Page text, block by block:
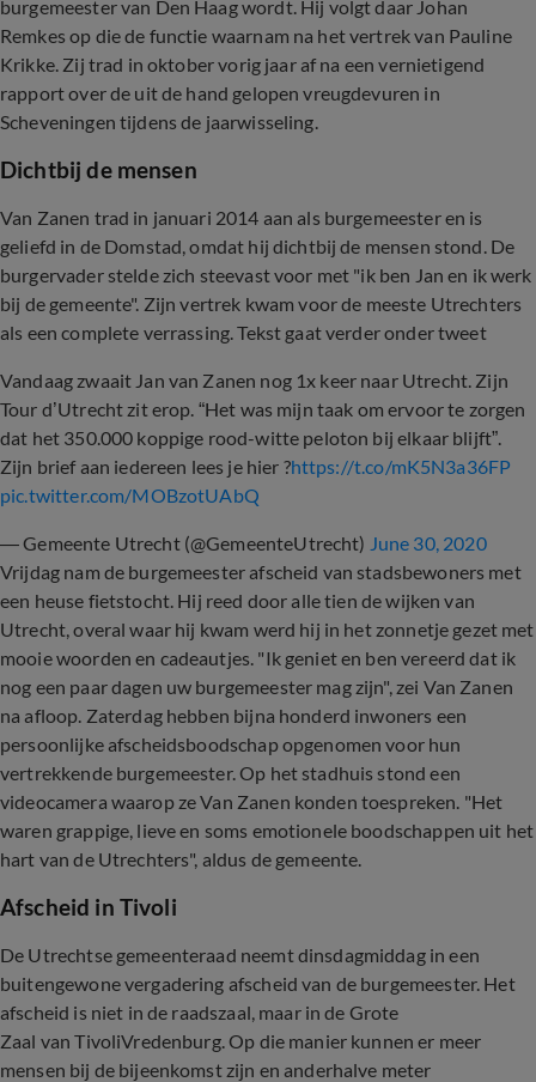
burgemeester van Den Haag wordt. Hij volgt daar Johan
Remkes op die de functie waarnam na het vertrek van Pauline
Krikke. Zij trad in oktober vorig jaar af na een vernietigend
rapport over de uit de hand gelopen vreugdevuren in
Scheveningen tijdens de jaarwisseling.
Dichtbij de mensen
Van Zanen trad in januari 2014 aan als burgemeester en is
geliefd in de Domstad, omdat hij dichtbij de mensen stond. De
burgervader stelde zich steevast voor met "ik ben Jan en ik werk
bij de gemeente". Zijn vertrek kwam voor de meeste Utrechters
als een complete verrassing. Tekst gaat verder onder tweet
Vandaag zwaait Jan van Zanen nog 1x keer naar Utrecht. Zijn
Tour d’Utrecht zit erop. “Het was mijn taak om ervoor te zorgen
dat het 350.000 koppige rood-witte peloton bij elkaar blijft”.
Zijn brief aan iedereen lees je hier ?https://t.co/mK5N3a36FP
pic.twitter.com/MOBzotUAbQ
— Gemeente Utrecht (@GemeenteUtrecht) June 30, 2020
Vrijdag nam de burgemeester afscheid van stadsbewoners met
een heuse fietstocht. Hij reed door alle tien de wijken van
Utrecht, overal waar hij kwam werd hij in het zonnetje gezet met
mooie woorden en cadeautjes. "Ik geniet en ben vereerd dat ik
nog een paar dagen uw burgemeester mag zijn", zei Van Zanen
na afloop. Zaterdag hebben bijna honderd inwoners een
persoonlijke afscheidsboodschap opgenomen voor hun
vertrekkende burgemeester. Op het stadhuis stond een
videocamera waarop ze Van Zanen konden toespreken. "Het
waren grappige, lieve en soms emotionele boodschappen uit het
hart van de Utrechters", aldus de gemeente.
Afscheid in Tivoli
De Utrechtse gemeenteraad neemt dinsdagmiddag in een
buitengewone vergadering afscheid van de burgemeester. Het
afscheid is niet in de raadszaal, maar in de Grote
Zaal van TivoliVredenburg. Op die manier kunnen er meer
mensen bij de bijeenkomst zijn en anderhalve meter